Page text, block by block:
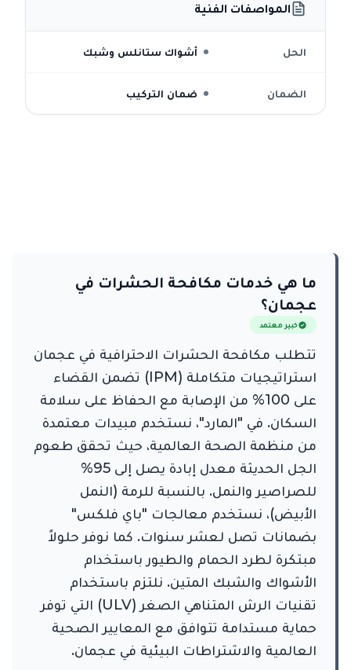
المواصفات الفنية
الحل أشواك ستانلس وشبك
الضمان ضمان التركيب
ما هي خدمات مكافحة الحشرات في
عجمان؟
خبير معتمد
تتطلب مكافحة الحشرات الاحترافية في عجمان
استراتيجيات متكاملة (IPM) تضمن القضاء
على 100% من الإصابة مع الحفاظ على سلامة
السكان. في "المارد"، نستخدم مبيدات معتمدة
من منظمة الصحة العالمية، حيث تحقق طعوم
الجل الحديثة معدل إبادة يصل إلى 95%
للصراصير والنمل. بالنسبة للرمة (النمل
الأبيض)، نستخدم معالجات "باي فلكس"
بضمانات تصل لعشر سنوات. كما نوفر حلولاً
مبتكرة لطرد الحمام والطيور باستخدام
الأشواك والشبك المتين. نلتزم باستخدام
تقنيات الرش المتناهي الصغر (ULV) التي توفر
حماية مستدامة تتوافق مع المعايير الصحية
العالمية والاشتراطات البيئية في عجمان.